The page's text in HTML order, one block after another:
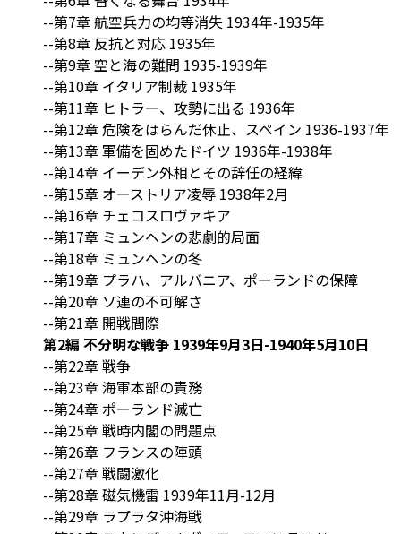
--第7章 航空兵力の均等消失 1934年-1935年
--第8章 反抗と対応 1935年
--第9章 空と海の難問 1935-1939年
--第10章 イタリア制裁 1935年
--第11章 ヒトラー、攻勢に出る 1936年
--第12章 危険をはらんだ休止、スペイン 1936-1937年
--第13章 軍備を固めたドイツ 1936年-1938年
--第14章 イーデン外相とその辞任の経緯
--第15章 オーストリア凌辱 1938年2月
--第16章 チェコスロヴァキア
--第17章 ミュンヘンの悲劇的局面
--第18章 ミュンヘンの冬
--第19章 プラハ、アルバニア、ポーランドの保障
--第20章 ソ連の不可解さ
--第21章 開戦間際
第2編 不分明な戦争 1939年9月3日-1940年5月10日
--第22章 戦争
--第23章 海軍本部の責務
--第24章 ポーランド滅亡
--第25章 戦時内閣の問題点
--第26章 フランスの陣頭
--第27章 戦闘激化
--第28章 磁気機雷 1939年11月-12月
--第29章 ラプラタ沖海戦